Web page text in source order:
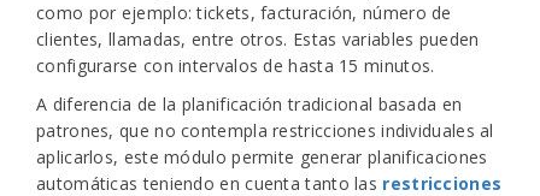
como por ejemplo: tickets, facturación, número de
clientes, llamadas, entre otros. Estas variables pueden
configurarse con intervalos de hasta 15 minutos.
A diferencia de la planificación tradicional basada en
patrones, que no contempla restricciones individuales al
aplicarlos, este módulo permite generar planificaciones
automáticas teniendo en cuenta tanto las restricciones